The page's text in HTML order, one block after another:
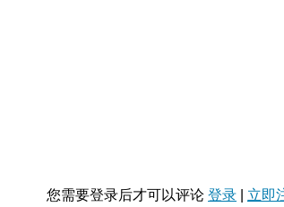
您需要登录后才可以评论 登录 立即